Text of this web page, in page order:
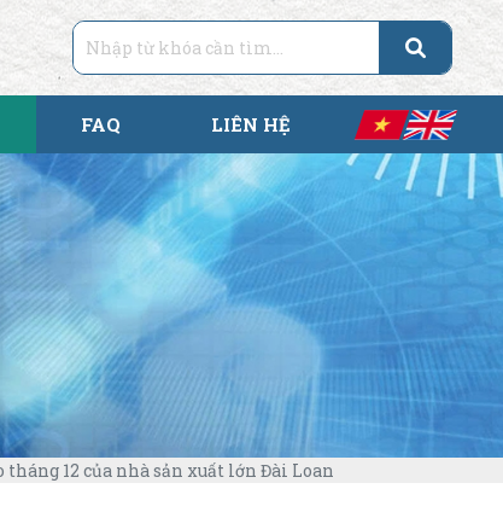
FAQ LIÊN HỆ
12 của nhà sản xuất lớn Đài Loan